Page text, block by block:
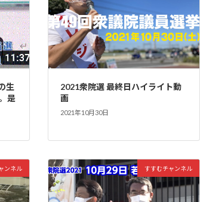
生
是
2021衆院選 最終日ハイライト動
画
2021年10月30日
ンネル すすむチャンネル